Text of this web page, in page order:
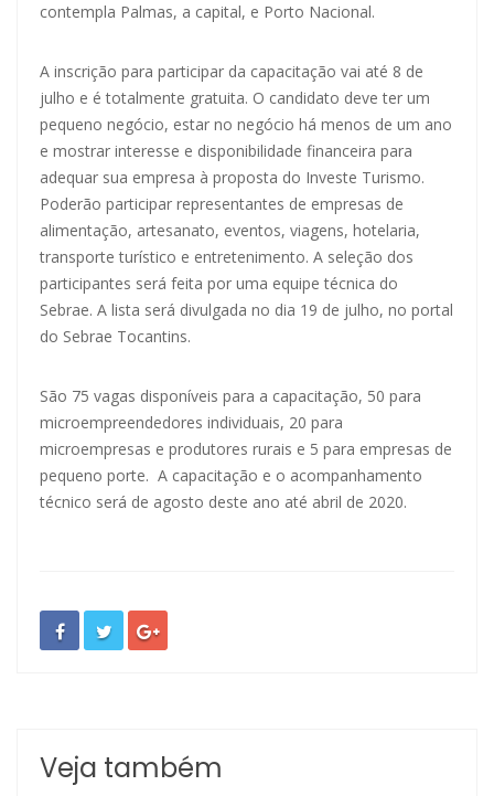
contempla Palmas, a capital, e Porto Nacional.
A inscrição para participar da capacitação vai até 8 de
julho e é totalmente gratuita. O candidato deve ter um
pequeno negócio, estar no negócio há menos de um ano
e mostrar interesse e disponibilidade financeira para
adequar sua empresa à proposta do Investe Turismo.
Poderão participar representantes de empresas de
alimentação, artesanato, eventos, viagens, hotelaria,
transporte turístico e entretenimento. A seleção dos
participantes será feita por uma equipe técnica do
Sebrae. A lista será divulgada no dia 19 de julho, no portal
do Sebrae Tocantins.
São 75 vagas disponíveis para a capacitação, 50 para
microempreendedores individuais, 20 para
microempresas e produtores rurais e 5 para empresas de
pequeno porte. A capacitação e o acompanhamento
técnico será de agosto deste ano até abril de 2020.
Veja também